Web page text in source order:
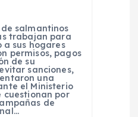
salmantinos
trabajan para
a sus hogares
permisos, pagos
de su
sanciones,
una
el Ministerio
cuestionan por
de